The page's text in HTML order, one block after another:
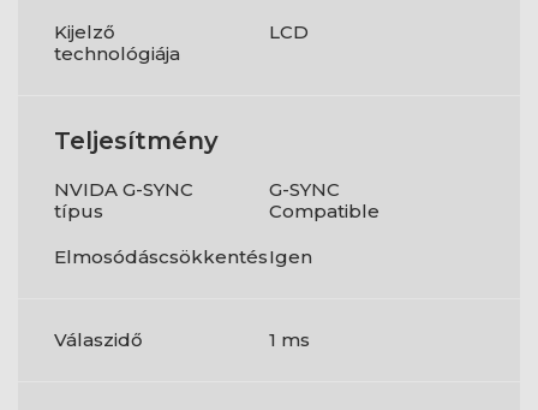
Kijelző
technológiája
LCD
Teljesítmény
NVIDA G-SYNC
típus
G-SYNC
Compatible
ElmosódáscsökkentésIgen
Válaszidő 1 ms